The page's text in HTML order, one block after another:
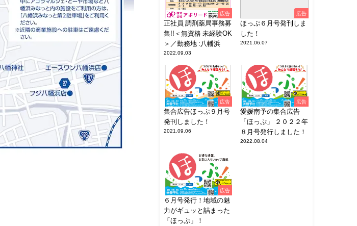
広告
正社員 調剤薬局事務募
集!!＜無資格 未経験OK
＞／勤務地 :八幡浜
2022.09.03
広告
ほっぷ６月号発刊しま
した！
2021.06.07
広告
集合広告ほっぷ９月号
発刊しました！
2021.09.06
広告
愛媛南予の集合広告
「ほっぷ」 ２０２２年
８月号発行しました！
2022.08.04
広告
６月号発行！地域の魅
力がギュッと詰まった
「ほっぷ」！